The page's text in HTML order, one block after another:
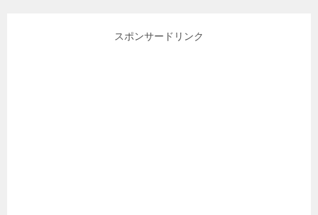
スポンサードリンク